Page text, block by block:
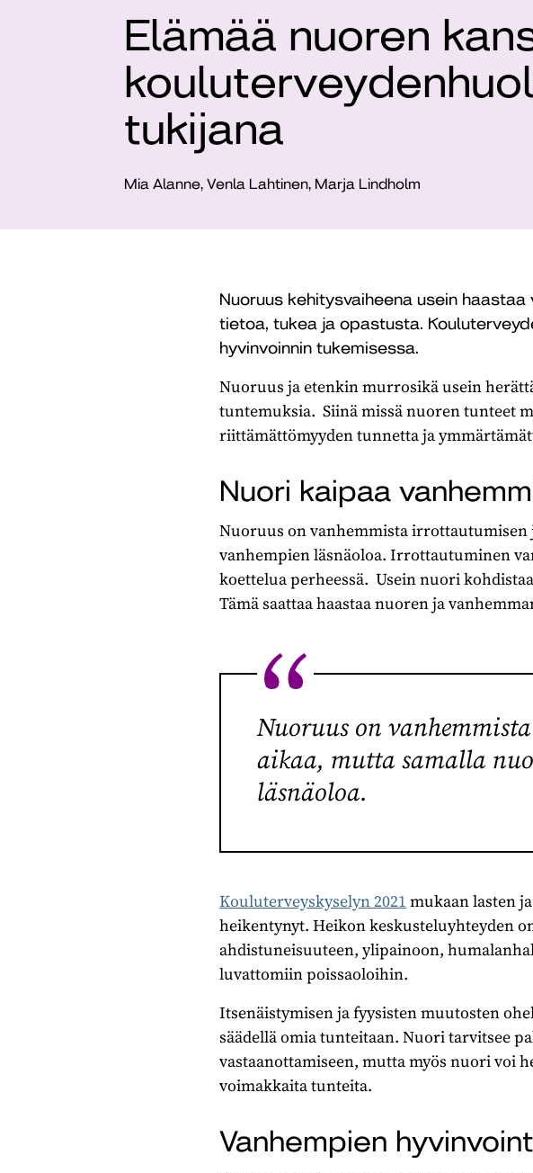
Elämää nuoren
tukijana
Mia Alanne, Venla Lahtinen, Marja Lindholm
Nuoruus kehitysvaiheena usein
tietoa, tukea ja opastusta.
hyvinvoinnin tukemisessa.
Nuoruus ja etenkin murrosikä usein
tuntemuksia. Siinä missä nuoren tunteet
riittämättömyyden tunnetta ja
Nuori kaipaa
Nuoruus on vanhemmista irrottautumisen
vanhempien läsnäoloa. Irrottautuminen
koettelua perheessä. Usein nuori
Tämä saattaa haastaa nuoren ja
Nuoruus on
aikaa, mutta samalla
läsnäoloa.
Kouluterveyskyselyn 2021 mukaan lasten
heikentynyt. Heikon keskusteluyhteyden
ahdistuneisuuteen, ylipainoon,
luvattomiin poissaoloihin.
Itsenäistymisen ja fyysisten muutosten
säädellä omia tunteitaan. Nuori tarvitsee
vastaanottamiseen, mutta myös nuori voi
voimakkaita tunteita.
Vanhempien